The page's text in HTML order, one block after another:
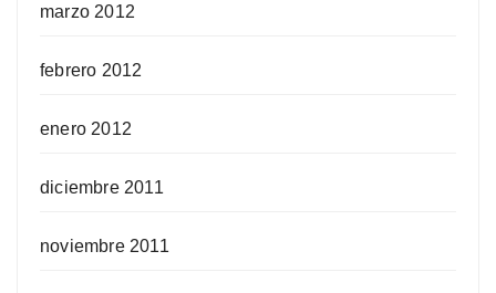
marzo 2012
febrero 2012
enero 2012
diciembre 2011
noviembre 2011